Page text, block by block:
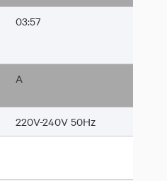
03:57
A
220V-240V 50Hz